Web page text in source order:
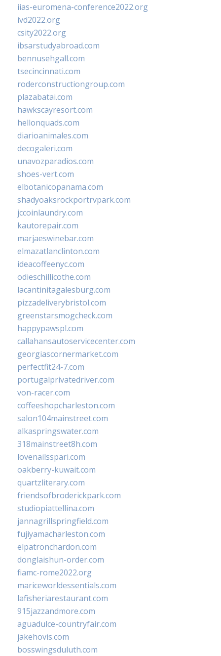
iias-euromena-conference2022.org
ivd2022.org
csity2022.org
ibsarstudyabroad.com
bennusehgall.com
tsecincinnati.com
roderconstructiongroup.com
plazabatai.com
hawkscayresort.com
hellonquads.com
diarioanimales.com
decogaleri.com
unavozparadios.com
shoes-vert.com
elbotanicopanama.com
shadyoaksrockportrvpark.com
jccoinlaundry.com
kautorepair.com
marjaeswinebar.com
elmazatlanclinton.com
ideacoffeenyc.com
odieschillicothe.com
lacantinitagalesburg.com
pizzadeliverybristol.com
greenstarsmogcheck.com
happypawspl.com
callahansautoservicecenter.com
georgiascornermarket.com
perfectfit24-7.com
portugalprivatedriver.com
von-racer.com
coffeeshopcharleston.com
salon104mainstreet.com
alkaspringswater.com
318mainstreet8h.com
lovenailsspari.com
oakberry-kuwait.com
quartzliterary.com
friendsofbroderickpark.com
studiopiattellina.com
jannagrillspringfield.com
fujiyamacharleston.com
elpatronchardon.com
donglaishun-order.com
fiamc-rome2022.org
mariceworldessentials.com
lafisheriarestaurant.com
915jazzandmore.com
aguadulce-countryfair.com
jakehovis.com
bosswingsduluth.com